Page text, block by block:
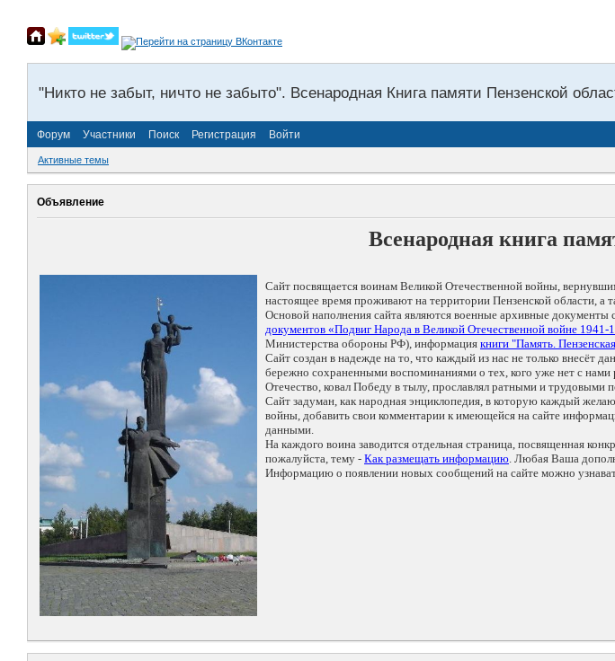
"Никто не забыт, ничто не забыто". Всенародная Книга памяти Пензенской
Форум Участники Поиск Регистрация Войти
Активные темы
Объявление
Всенародная книга
Сайт посвящается воинам Великой Отечественной войны,
настоящее время проживают на территории Пензенской области,
Основой наполнения сайта являются военные архивные документы
документов «Подвиг Народа в Великой Отечественной войне 1941-
Министерства обороны РФ), информация книги "Память.
Сайт создан в надежде на то, что каждый из нас не только
бережно сохраненными воспоминаниями о тех, кого уже нет с
Отечество, ковал Победу в тылу, прославлял ратными и трудовыми
Сайт задуман, как народная энциклопедия, в которую каждый
войны, добавить свои комментарии к имеющейся на сайте
данными.
На каждого воина заводится отдельная страница, посвященная
пожалуйста, тему - Как размещать информацию. Любая Ваша
Информацию о появлении новых сообщений на сайте можно